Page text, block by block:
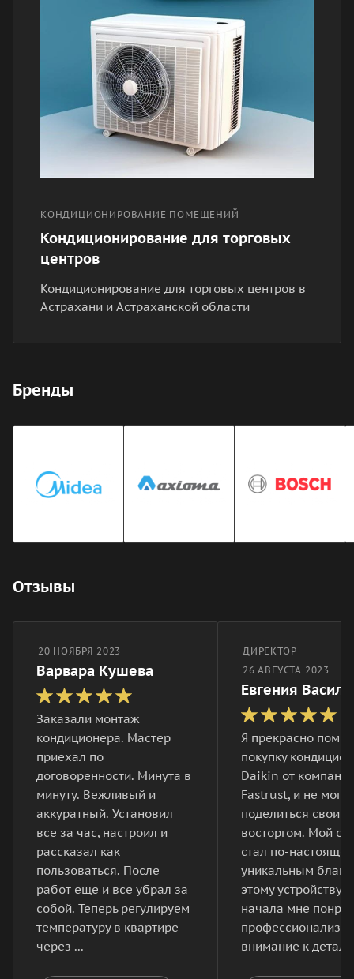
КОНДИЦИОНИРОВАНИЕ ПОМЕЩЕНИЙ
Кондиционирование для торговых
центров
Кондиционирование для торговых центров в
Астрахани и Астраханской области
Бренды
Отзывы
20 НОЯБРЯ 2023
Варвара Кушева
Заказали монтаж
кондиционера. Мастер
приехал по
договоренности. Минута в
минуту. Вежливый и
аккуратный. Установил
все за час, настроил и
рассказал как
пользоваться. После
работ еще и все убрал за
собой. Теперь регулируем
температуру в квартире
через ...
ДИРЕКТОР –
26 АВГУСТА 2023
Евгения
Я прекрасно
покупку
Daikin от
Fastrust, и не могу
поделиться своим
восторгом. Мой
стал по-
уникальным
этому устройству.
начала мне
профессионализм
внимание к